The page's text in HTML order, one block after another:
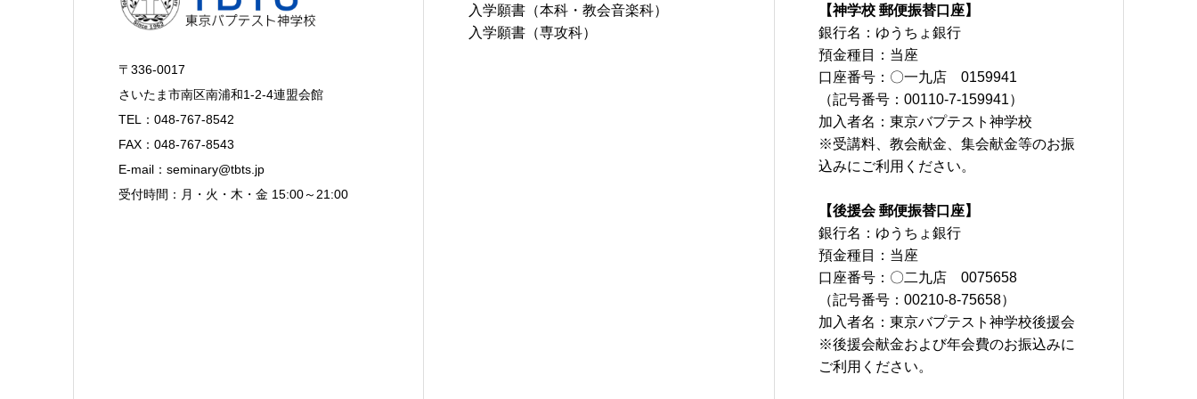
〒336-0017
さいたま市南区南浦和1-2-4連盟会館
TEL：048-767-8542
FAX：048-767-8543
E-mail：seminary@tbts.jp
受付時間：月・火・木・金 15:00～21:00
入学願書（本科・教会音楽科）
入学願書（専攻科）
【神学校 郵便振替口座】
銀行名：ゆうちょ銀行
預金種目：当座
口座番号：〇一九店 0159941
（記号番号：00110-7-159941）
加入者名：東京バプテスト神学校
※受講料、教会献金、集会献金等のお振
込みにご利用ください。
【後援会 郵便振替口座】
銀行名：ゆうちょ銀行
預金種目：当座
口座番号：〇二九店 0075658
（記号番号：00210-8-75658）
加入者名：東京バプテスト神学校後援会
※後援会献金および年会費のお振込みに
ご利用ください。